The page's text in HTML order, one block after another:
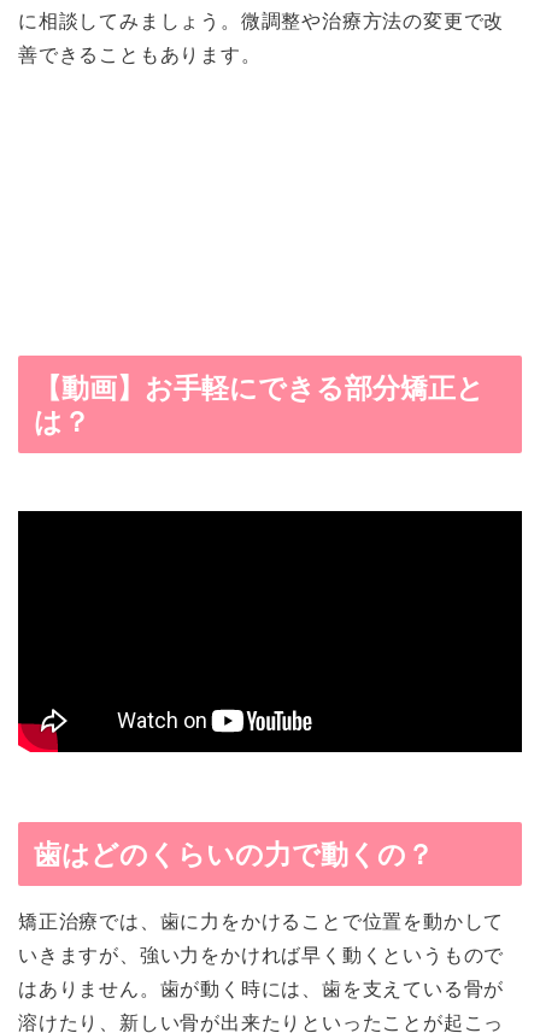
に相談してみましょう。微調整や治療方法の変更で改
善できることもあります。
【動画】お手軽にできる部分矯正と
は？
歯はどのくらいの力で動くの？
矯正治療では、歯に力をかけることで位置を動かして
いきますが、強い力をかければ早く動くというもので
はありません。歯が動く時には、歯を支えている骨が
溶けたり、新しい骨が出来たりといったことが起こっ